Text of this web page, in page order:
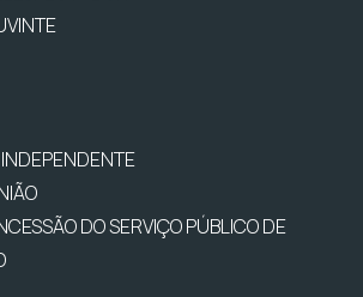
DO SERVIÇO PÚBLICO DE